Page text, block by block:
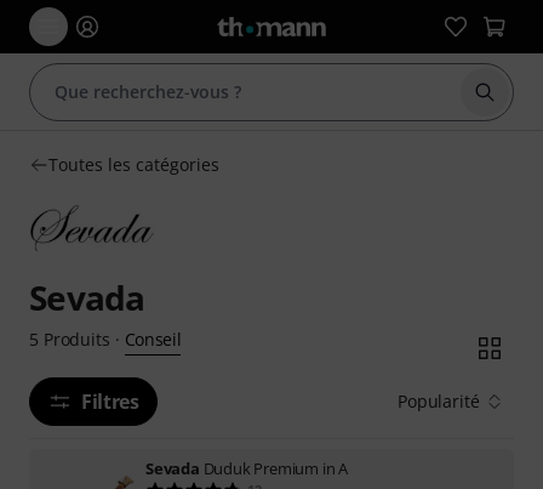
Toutes les catégories
Sevada
5 Produits · Conseil
Filtres Popularité
Sevada Duduk Premium in A